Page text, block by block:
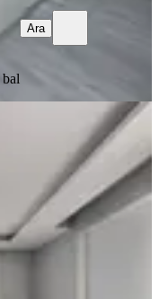
bal
Ara
Konumda
07.08.2026